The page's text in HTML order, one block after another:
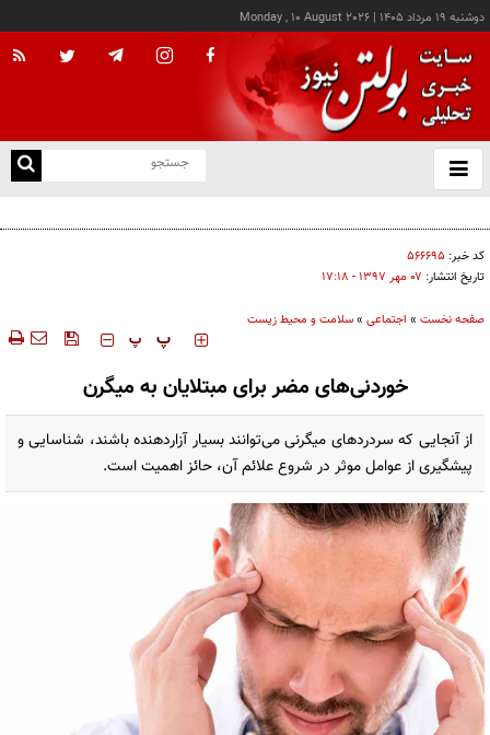
دوشنبه ۱۹ مرداد ۱۴۰۵ |
Monday , 10 August 2026
باز
و
کد خبر: ۵۶۶۶۹۵
تاریخ انتشار: ۰۷ مهر ۱۳۹۷ - ۱۷:۱۸
صفحه نخست » اجتماعی »سلامت و محیط زیست
‍‍‍ پ پ
خوردنی‌های مضر برای مبتلایان به میگرن
از آنجایی که سردردهای میگرنی می‌توانند بسیار آزاردهنده باشند، شناسایی و
پیشگیری از عوامل موثر در شروع علائم آن، حائز اهمیت است.